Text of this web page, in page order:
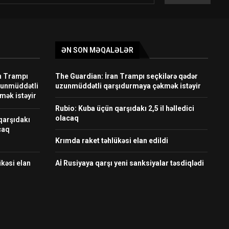
Trampı
istəyir
elan
ƏN SON MƏQALƏLƏR
The Guardian: İran Trampı seçkilərə qədər
uzunmüddətli qarşıdurmaya çəkmək istəyir
Rubio: Kuba üçün qarşıdakı 2,5 il həlledici
olacaq
Krımda raket təhlükəsi elan edildi
Aİ Rusiyaya qarşı yeni sanksiyalar təsdiqlədi